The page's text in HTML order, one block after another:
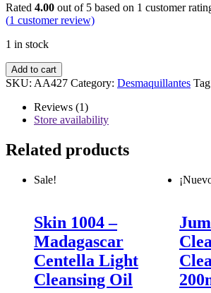
Rated 4.00 out of 5 based on 1 customer
(1 customer review)
1 in stock
House
Of
Midnight
Cleansing
Balm
50ml
Add to cart
SKU: AA427 Category: Desmaquillantes
Reviews (1)
Store availability
Related products
Sale!
Skin 1004 –
Madagascar
Centella Light
Cleansing Oil